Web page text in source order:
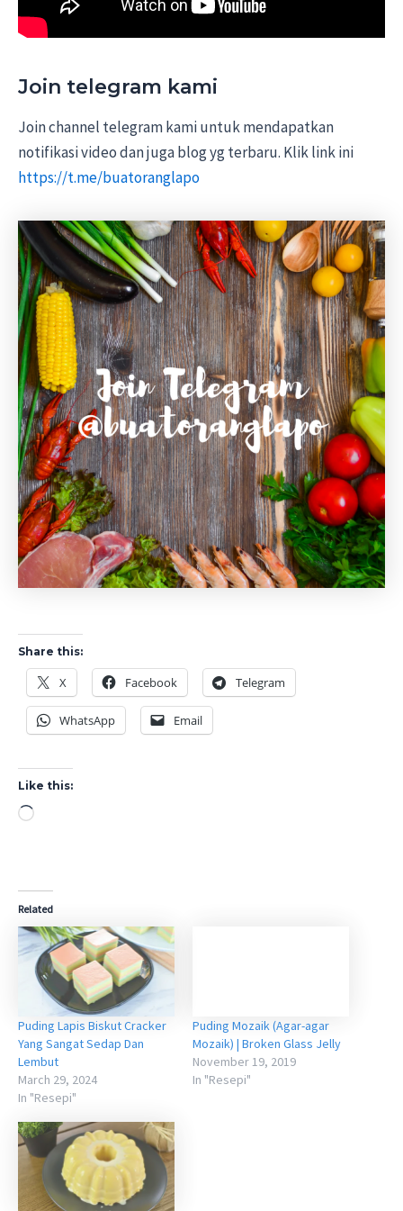
Join telegram kami
Join channel telegram kami untuk mendapatkan
notifikasi video dan juga blog yg terbaru. Klik link ini
https://t.me/buatoranglapo
Share this:
X Facebook Telegram
WhatsApp Email
Like this:
Loading…
Related
Puding Lapis Biskut Cracker
Yang Sangat Sedap Dan
Lembut
March 29, 2024
In "Resepi"
Puding Mozaik (Agar-agar
Mozaik) | Broken Glass Jelly
November 19, 2019
In "Resepi"